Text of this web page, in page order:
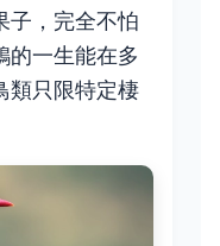
子，完全不怕
的一生能在多
類只限特定棲